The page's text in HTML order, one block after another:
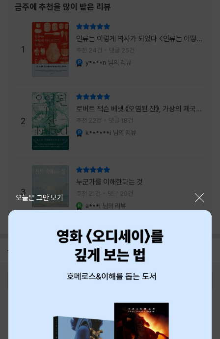
피치』는 끝나가는 여름의 아쉬움과 새로운 계
의미하는 제목이었다. 소설은 각자의 '여름'을
잃어버린 다섯 인물들의 이야기를 담고 있다.
👧연인에게 이별을 통보받고 외모를 향한 악성
댓글로 인해 카메라 앞에 설 수 없게 된 요리 유
튜버
금주에 추천을 많이 받은 리뷰
1
인류는 이렇게 역사가 되었다 <인류는 어떻게
역사가 되었나>
추천 24건 댓글 25건
y****n 님의 리뷰
2
로버트 잭슨 베넷 《오염된 잔》, 가상의 제국이
주는 실감과 미스터리 사건의 치밀함이 이루어
내는 최상의 시너지...
추천 22건 댓글 18건
k******i 님의 리뷰
3
누군가를 이해한다는 것
추천 21건 댓글 20건
a***i 님의 리뷰
공지 8월 신용카드 무이자할부 안내
오늘은 그만 보기
최근 본 상품
티켓 1544-6399
중고샵 1566-4295
eBook 1:1문의/채팅상담
예스이십사(주) 사업자 정보